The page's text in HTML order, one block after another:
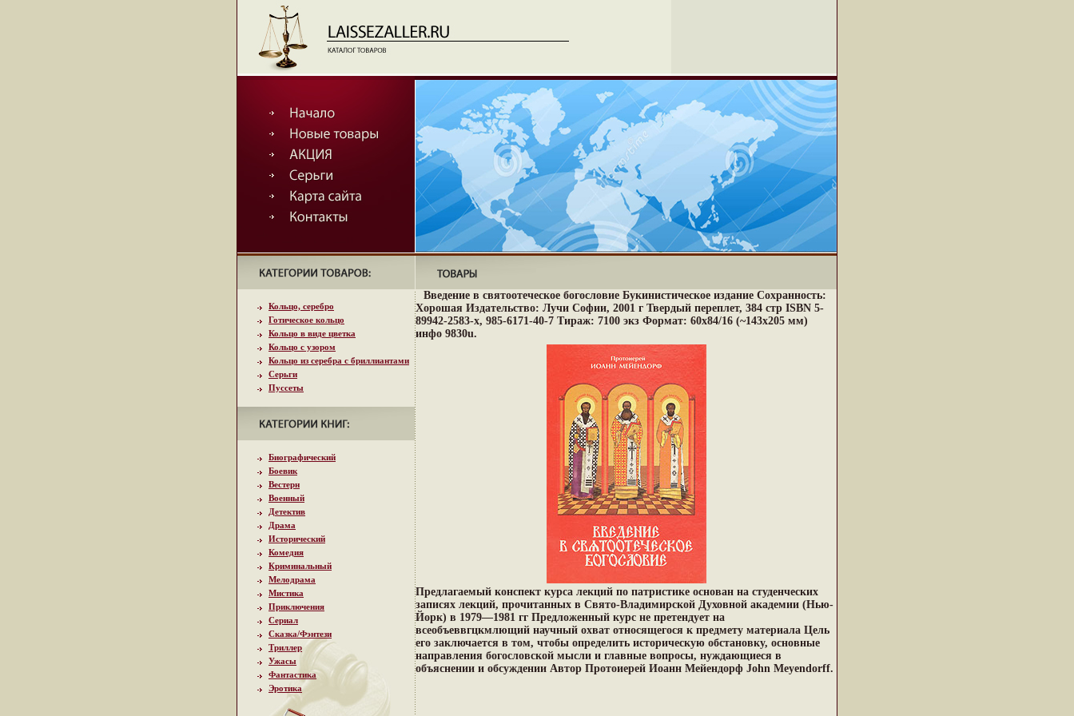
Кольцо, серебро
Готическое кольцо
Кольцо в виде цветка
Кольцо с узором
Кольцо из серебра с бриллиантами
Серьги
Пуссеты
Биографический
Боевик
Вестерн
Военный
Детектив
Драма
Исторический
Комедия
Криминальный
Мелодрама
Мистика
Приключения
Сериал
Сказка/Фэнтези
Триллер
Ужасы
Фантастика
Эротика
Введение в святоотеческое богословие Букинистическое издание Сохранность:
Хорошая Издательство: Лучи Софии, 2001 г Твердый переплет, 384 стр ISBN 5-
89942-2583-х, 985-6171-40-7 Тираж: 7100 экз Формат: 60x84/16 (~143х205 мм)
инфо 9830u.
Предлагаемый конспект курса лекций по патристике основан на студенческих
записях лекций, прочитанных в Свято-Владимирской Духовной академии (Нью-
Йорк) в 1979—1981 гг Предложенный курс не претендует на
всеобъеввгцкмлющий научный охват относящегося к предмету материала Цель
его заключается в том, чтобы определить историческую обстановку, основные
направления богословской мысли и главные вопросы, нуждающиеся в
объяснении и обсуждении Автор Протоиерей Иоанн Мейендорф John Meyendorff.